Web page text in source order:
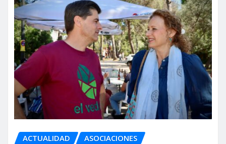
ACTUALIDAD
ASOCIACIONES